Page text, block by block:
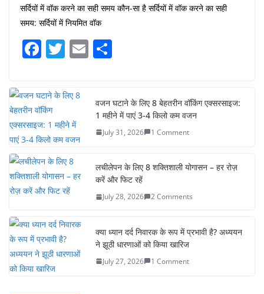
सर्दियों में वॉक करने का सही समय कौन-सा है सर्दियों में वॉक करने का सही
समय: सर्दियों में नियमित वॉक
F
c
e
b
o
o
k
T
itt
er
E
e
वजन घटाने के लिए 8 बेहतरीन वॉकिंग एक्सरसाइज:
1 महीने में पाएं 3-4 किलो कम वजन
July 31, 2026 1 Comment
लचीलेपन के लिए 8 शक्तिशाली योगासन – हर रोज़
करें और फिट रहें
July 28, 2026 2 Comments
क्या ध्यान दर्द निवारक के रूप में प्रभावी है? अध्ययन
ने झूठी धारणाओं को किया खारिज
July 27, 2026 1 Comment